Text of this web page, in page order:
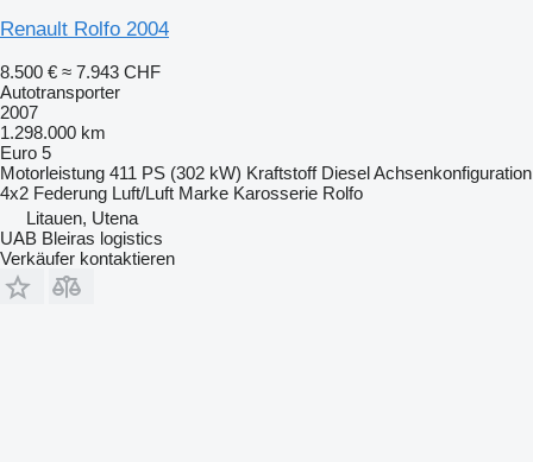
Renault Rolfo 2004
8.500 € ≈ 7.943 CHF
Autotransporter
2007
1.298.000 km
Euro 5
Motorleistung 411 PS (302 kW) Kraftstoff DieselAchsenkonfiguration
4x2 Federung Luft/Luft Marke Karosserie Rolfo
Litauen, Utena
UAB Bleiras logistics
Verkäufer kontaktieren